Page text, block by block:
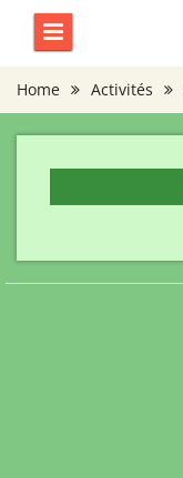
content
Home
Activités